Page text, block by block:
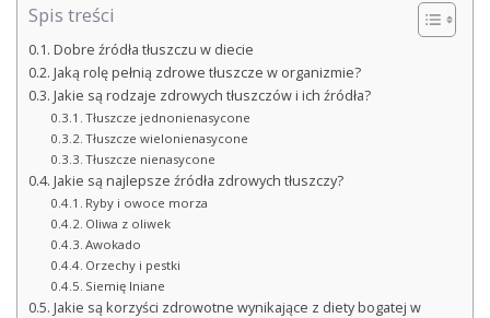
Spis treści
Dobre źródła tłuszczu w diecie
Jaką rolę pełnią zdrowe tłuszcze w organizmie?
Jakie są rodzaje zdrowych tłuszczów i ich źródła?
Tłuszcze jednonienasycone
Tłuszcze wielonienasycone
Tłuszcze nienasycone
Jakie są najlepsze źródła zdrowych tłuszczy?
Ryby i owoce morza
Oliwa z oliwek
Awokado
Orzechy i pestki
Siemię lniane
Jakie są korzyści zdrowotne wynikające z diety bogatej w